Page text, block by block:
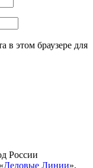
в этом браузере для
России
Деловые Линии»,